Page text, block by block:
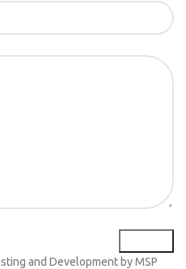
and Development by MSP